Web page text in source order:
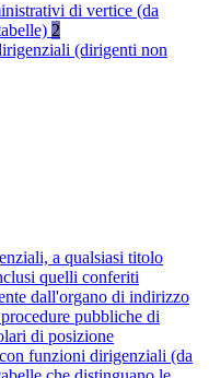
di vertice (da
2
(dirigenti non
a qualsiasi titolo
quelli conferiti
dall'organo di indirizzo
pubbliche di
di posizione
funzioni dirigenziali (da